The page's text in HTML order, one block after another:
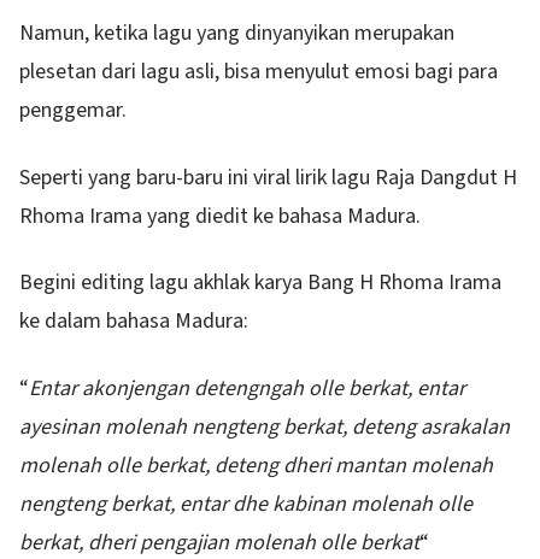
Namun, ketika lagu yang dinyanyikan merupakan
plesetan dari lagu asli, bisa menyulut emosi bagi para
penggemar.
Seperti yang baru-baru ini viral lirik lagu Raja Dangdut H
Rhoma Irama yang diedit ke bahasa Madura.
Begini editing lagu akhlak karya Bang H Rhoma Irama
ke dalam bahasa Madura:
“Entar akonjengan detengngah olle berkat, entar
ayesinan molenah nengteng berkat, deteng asrakalan
molenah olle berkat, deteng dheri mantan molenah
nengteng berkat, entar dhe kabinan molenah olle
berkat, dheri pengajian molenah olle berkat“